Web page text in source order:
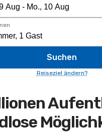
Suchen
Reiseziel ändern?